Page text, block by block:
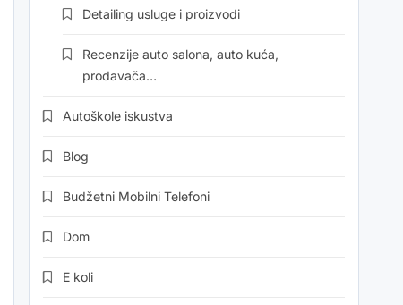
Detailing usluge i proizvodi
Recenzije auto salona, auto kuća,
prodavača…
Autoškole iskustva
Blog
Budžetni Mobilni Telefoni
Dom
E koli